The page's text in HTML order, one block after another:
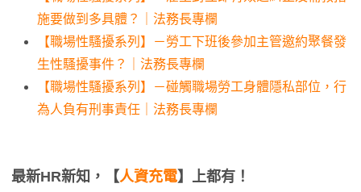
施要做到多具體？｜法務長專欄
【職場性騷擾系列】－勞工下班後參加主管邀約聚餐發
生性騷擾事件？｜法務長專欄
【職場性騷擾系列】－碰觸職場勞工身體隱私部位，行
為人負有刑事責任｜法務長專欄
最新HR新知，【人資充電】上都有！